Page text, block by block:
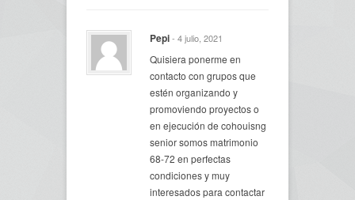
Pepi- 4 julio, 2021
Quisiera ponerme en
contacto con grupos que
estén organizando y
promoviendo proyectos o
en ejecución de cohouisng
senior somos matrimonio
68-72 en perfectas
condiciones y muy
interesados para contactar